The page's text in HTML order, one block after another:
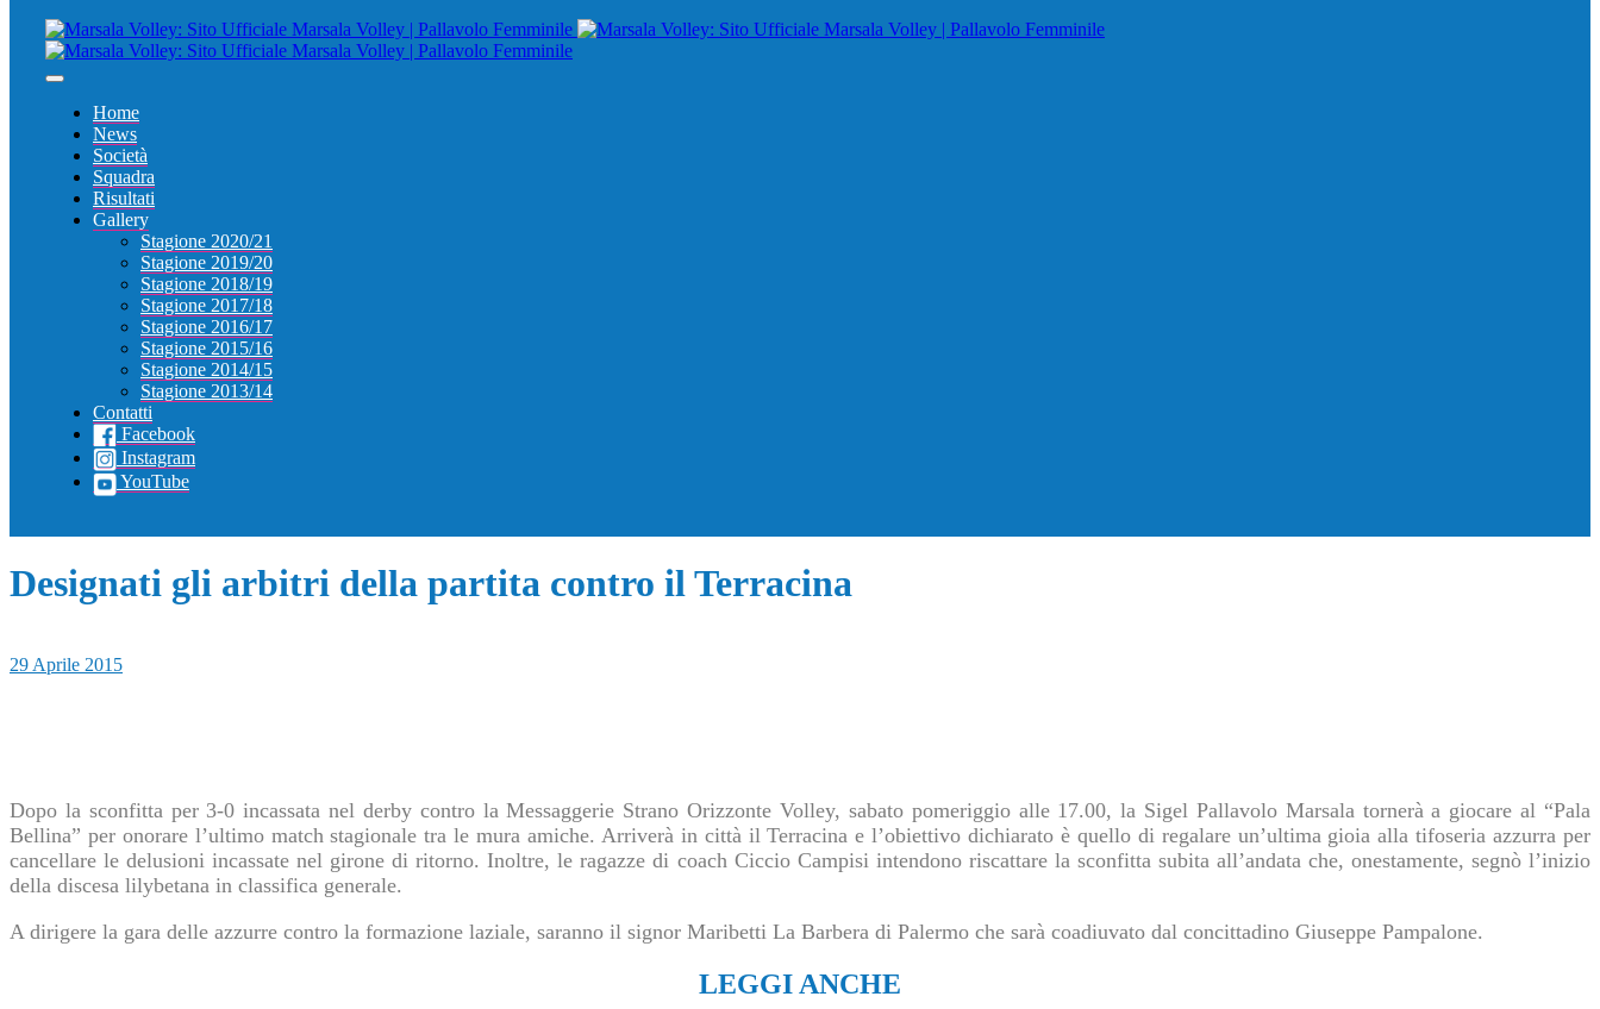
Home
News
Società
Squadra
Risultati
Gallery
Stagione 2020/21
Stagione 2019/20
Stagione 2018/19
Stagione 2017/18
Stagione 2016/17
Stagione 2015/16
Stagione 2014/15
Stagione 2013/14
Contatti
Facebook
Instagram
YouTube
Designati gli arbitri della partita contro il Terracina
29 Aprile 2015
Dopo la sconfitta per 3-0 incassata nel derby contro la Messaggerie Strano Orizzonte Volley, sabato pomeriggio alle 17.00, la Sigel Pallavolo Marsala tornerà a giocare al “Pala
Bellina” per onorare l’ultimo match stagionale tra le mura amiche. Arriverà in città il Terracina e l’obiettivo dichiarato è quello di regalare un’ultima gioia alla tifoseria azzurra per
cancellare le delusioni incassate nel girone di ritorno. Inoltre, le ragazze di coach Ciccio Campisi intendono riscattare la sconfitta subita all’andata che, onestamente, segnò l’inizio
della discesa lilybetana in classifica generale.
A dirigere la gara delle azzurre contro la formazione laziale, saranno il signor Maribetti La Barbera di Palermo che sarà coadiuvato dal concittadino Giuseppe Pampalone.
LEGGI ANCHE